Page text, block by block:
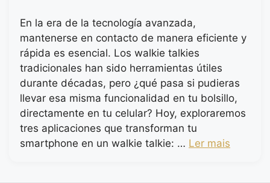
En la era de la tecnología avanzada,
mantenerse en contacto de manera eficiente y
rápida es esencial. Los walkie talkies
tradicionales han sido herramientas útiles
durante décadas, pero ¿qué pasa si pudieras
llevar esa misma funcionalidad en tu bolsillo,
directamente en tu celular? Hoy, exploraremos
tres aplicaciones que transforman tu
smartphone en un walkie talkie: … Ler mais